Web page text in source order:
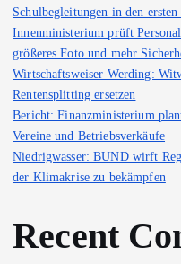
Schulbegleitungen in den ersten
Innenministerium prüft
größeres Foto und mehr
Wirtschaftsweiser Werding:
Rentensplitting ersetzen
Bericht: Finanzministerium
Vereine und Betriebsverkäufe
Niedrigwasser: BUND wirft
der Klimakrise zu bekämpfen
Recent